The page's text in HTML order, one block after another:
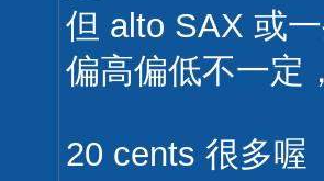
但 alto SAX 或
偏高偏低不一定
20 cents 很多喔